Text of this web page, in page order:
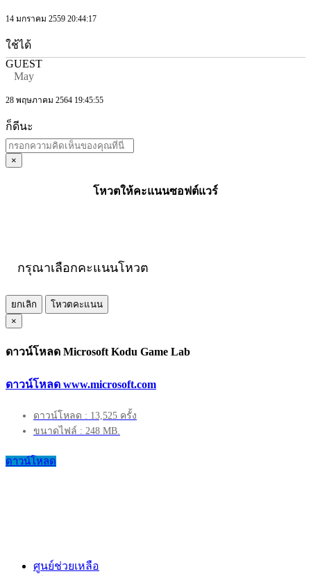
14 มกราคม 2559 20:44:17
ใช้ได้
GUEST
May
28 พฤษภาคม 2564 19:45:55
ก็ดีนะ
×
โหวตให้คะแนนซอฟต์แวร์
กรุณาเลือกคะแนนโหวต
ยกเลิก
โหวตคะแนน
×
ดาวน์โหลด Microsoft Kodu Game Lab
ดาวน์โหลด www.microsoft.com
ดาวน์โหลด : 13,525 ครั้ง
ขนาดไฟล์ : 248 MB.
ดาวน์โหลด
ศูนย์ช่วยเหลือ